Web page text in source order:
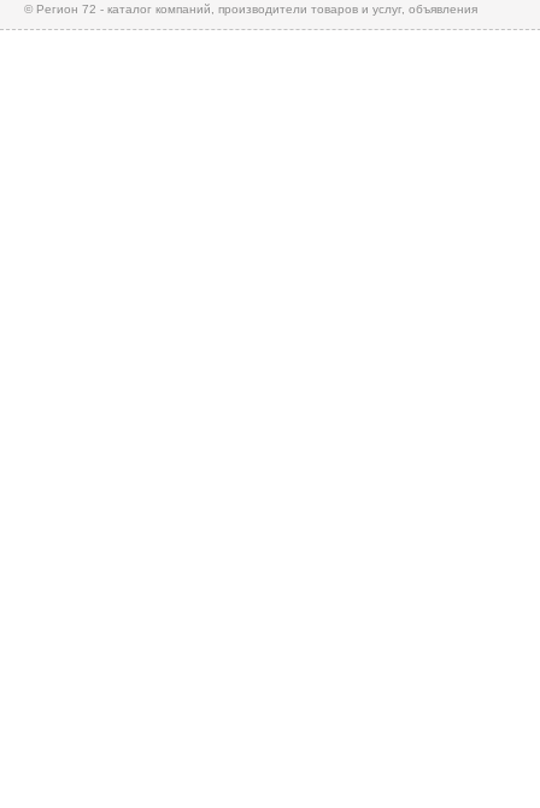
© Регион 72 - каталог компаний, производители товаров и услуг, объявления